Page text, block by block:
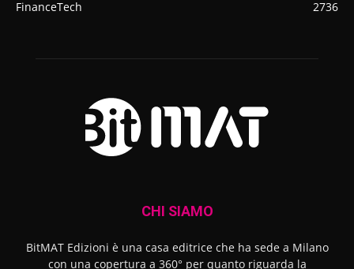
FinanceTech
2736
CHI SIAMO
BitMAT Edizioni è una casa editrice che ha sede a Milano
con una copertura a 360° per quanto riguarda la